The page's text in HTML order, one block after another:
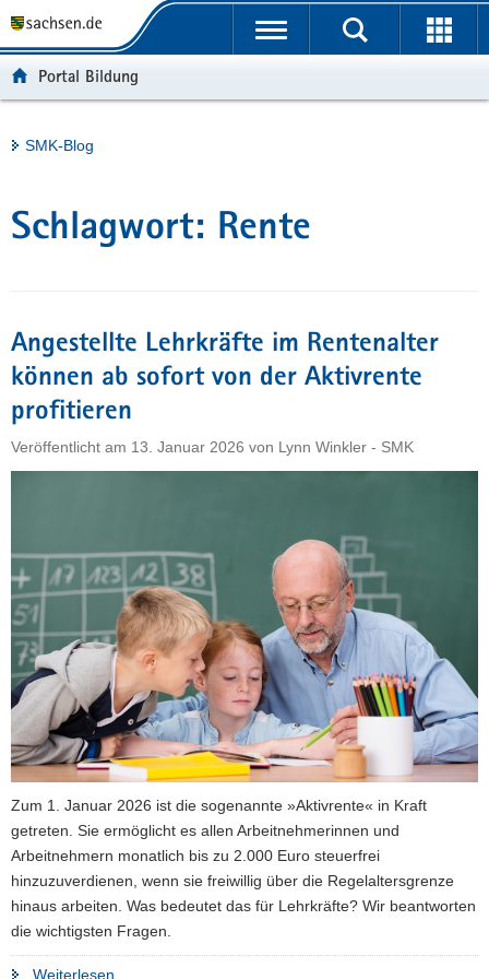
t
e
r
i
e
n
i
g
a
t
i
o
u
h
a
e
v
e
Portalübergreifende
Portal Bildung
Hauptinhalt
SMK-Blog
Schlagwort: Rente
Angestellte Lehrkräfte im Rentenalter
können ab sofort von der Aktivrente
profitieren
Veröffentlicht am 13. Januar 2026 von Lynn Winkler - SMK
Zum 1. Januar 2026 ist die sogenannte »Aktivrente« in Kraft
getreten. Sie ermöglicht es allen Arbeitnehmerinnen und
Arbeitnehmern monatlich bis zu 2.000 Euro steuerfrei
hinzuzuverdienen, wenn sie freiwillig über die Regelaltersgrenze
hinaus arbeiten. Was bedeutet das für Lehrkräfte? Wir beantworten
die wichtigsten Fragen.
Weiterlesen